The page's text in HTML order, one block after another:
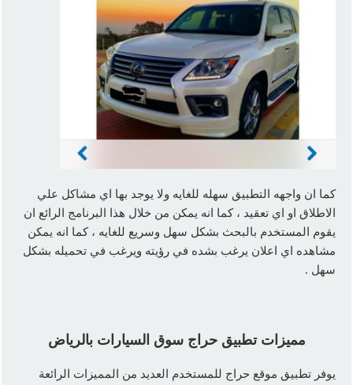
كما ان واجهه التطبيق سهله للغايه ولا يوجد بها اي مشاكل علي
الاطلاق او اي تعقيد ، كما انه يمكن من خلال هذا البرنامج الرائع ان
يقوم المستخدم بالبحث بشكل سهل وسريع للغايه ، كما انه يمكن
مشاهده اي اعلان يرغب بشده في رؤيته ويرغب في تحميله بشكل
سهل .
مميزات تطبيق حراج سوق السيارات بالرياض
يوفر تطبيق موقع حراج للمستخدم العديد من المميزات الرائعة